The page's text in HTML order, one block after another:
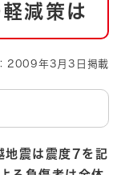
減策は
2009年3月3日掲載
地震は震度7を記